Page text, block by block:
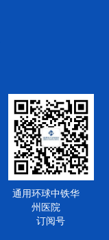
通用环球中铁华
州医院
订阅号